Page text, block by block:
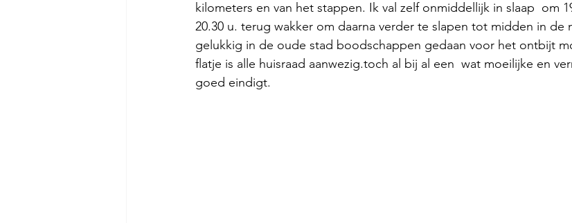
kilometers en van het stappen. Ik val zelf onmiddellijk in slaap  om
20.30 u. terug wakker om daarna verder te slapen tot midden in de
gelukkig in de oude stad boodschappen gedaan voor het ontbijt
flatje is alle huisraad aanwezig.toch al bij al een  wat moeilijke en
goed eindigt.